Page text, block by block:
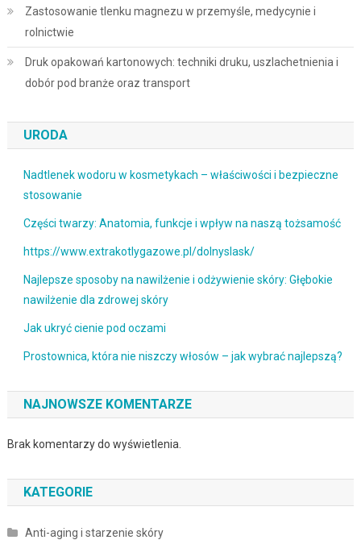
Zastosowanie tlenku magnezu w przemyśle, medycynie i
rolnictwie
Druk opakowań kartonowych: techniki druku, uszlachetnienia i
dobór pod branże oraz transport
URODA
Nadtlenek wodoru w kosmetykach – właściwości i bezpieczne
stosowanie
Części twarzy: Anatomia, funkcje i wpływ na naszą tożsamość
https://www.extrakotlygazowe.pl/dolnyslask/
Najlepsze sposoby na nawilżenie i odżywienie skóry: Głębokie
nawilżenie dla zdrowej skóry
Jak ukryć cienie pod oczami
Prostownica, która nie niszczy włosów – jak wybrać najlepszą?
NAJNOWSZE KOMENTARZE
Brak komentarzy do wyświetlenia.
KATEGORIE
Anti-aging i starzenie skóry